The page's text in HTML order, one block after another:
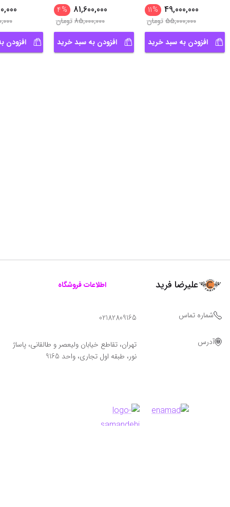
49,000,000
%
11
55,000,000تومان
افزودن به سبد خرید
81,600,000
%
4
85,000,000تومان
افزودن به سبد خرید
افزودن
علیرضا فرید اطلاعات فروشگاه
شماره تماس 02182809165
آدرس
تهران، تقاطع خیابان ولیعصر و طالقانی، پاساژ
نور، طبقه اول تجاری، واحد 9165